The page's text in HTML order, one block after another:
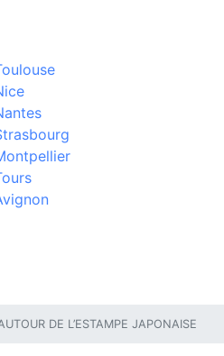
DE L’ESTAMPE JAPONAISE